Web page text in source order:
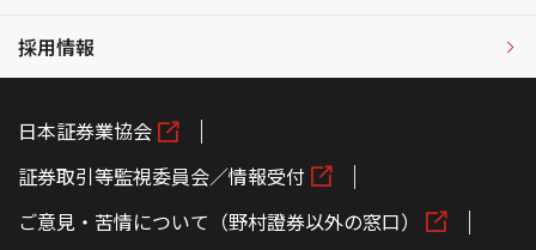
採用情報
日本証券業協会
証券取引等監視委員会／情報受付
ご意見・苦情について（野村證券以外の窓口）